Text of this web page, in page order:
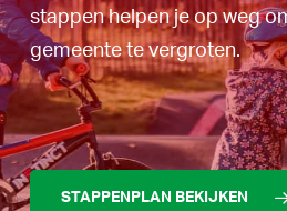
stappen helpen je op weg
gemeente te vergroten.
STAPPENPLAN BEKIJKEN